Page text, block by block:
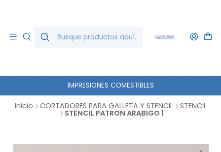
IMPRESIONES COMESTIBLES
Inicio CORTADORES PARA GALLETA Y STENCIL STENCIL
STENCIL PATRON ARABIGO 1